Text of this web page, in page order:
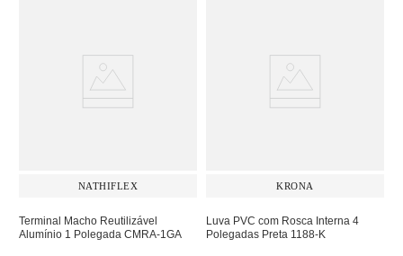
NATHIFLEX
Terminal Macho Reutilizável
Alumínio 1 Polegada CMRA-1GA
KRONA
Luva PVC com Rosca Interna 4
Polegadas Preta 1188-K